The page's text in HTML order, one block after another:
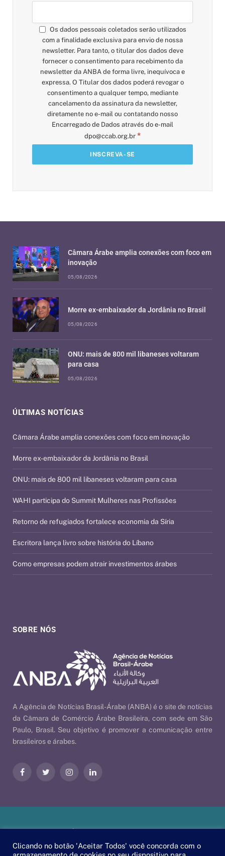
Os dados pessoais coletados serão utilizados
com a finalidade exclusiva para envio de nossa
newsletter. Para tanto, o titular dos dados deve
fornecer o consentimento para recebimento da
newsletter da ANBA de forma livre, inequívoca e
expressa. O Titular dos dados poderá revogar o
consentimento a qualquer tempo, mediante
cancelamento da assinatura da newsletter,
diretamente no e-mail ou contatando nosso
Encarregado de Dados através do e-mail
dpo@ccab.org.br *
SOBRE NÓS
A Agência de Notícias Brasil-Árabe (ANBA) é o site de notícias
da Câmara de Comércio Árabe Brasileira, com sede em São
Paulo, Brasil. Seu objetivo é promover a comunicação entre
brasileiros e árabes.
FacebookTwitter InstagramLinkedIn
ÚLTIMAS NOTÍCIAS
Câmara Árabe amplia conexões com foco em inovação
Morre ex-embaixador da Jordânia no Brasil
ONU: mais de 800 mil libaneses voltaram para casa
WAHI participa do Summit Mulheres nas Profissões
Retorno de refugiados fortalece economia da Síria
Escritora lança livro sobre história do Líbano
Como empresas podem atrair investimentos árabes
Câmara Árabe amplia conexões com foco em
inovação
05/08/2026
Morre ex-embaixador da Jordânia no Brasil
05/08/2026
ONU: mais de 800 mil libaneses voltaram
para casa
05/08/2026
Nossas Políticas| © 2026 ANBA - Agência de Notícias Brasil-
Clicando no botão 'Aceitar Todos' você concorda com o